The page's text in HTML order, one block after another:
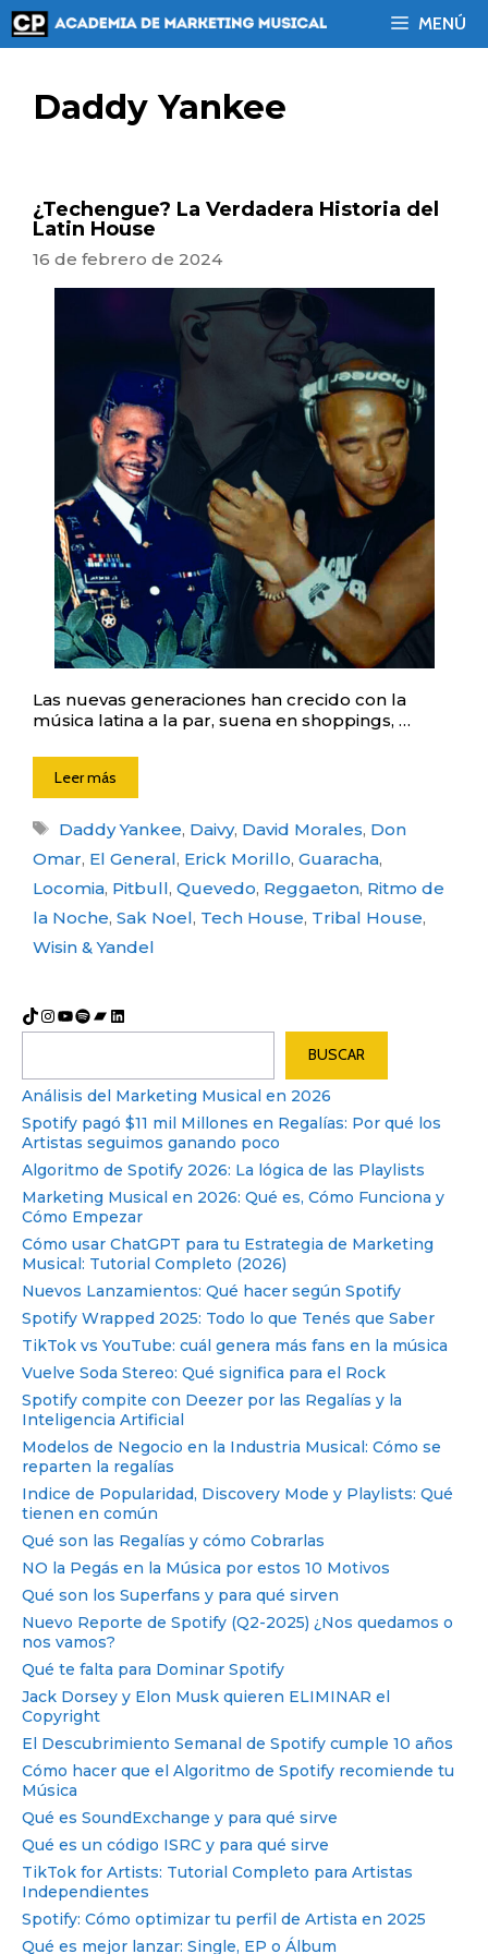
Saltar
al
contenido
MENÚ
Daddy Yankee
¿Techengue? La Verdadera Historia del
Latin House
16 de febrero de 2024
Las nuevas generaciones han crecido con la
música latina a la par, suena en shoppings, …
Leer más
Etiquetas
Daddy Yankee, Daivy, David Morales, Don
Omar, El General, Erick Morillo, Guaracha,
Locomia, Pitbull, Quevedo, Reggaeton, Ritmo de
la Noche, Sak Noel, Tech House, Tribal House,
Wisin & Yandel
TikTok
Instagram
YouTube
Spotify
Bandcamp
LinkedIn
BUSCAR
Análisis del Marketing Musical en 2026
Spotify pagó $11 mil Millones en Regalías: Por qué los
Artistas seguimos ganando poco
Algoritmo de Spotify 2026: La lógica de las Playlists
Marketing Musical en 2026: Qué es, Cómo Funciona y
Cómo Empezar
Cómo usar ChatGPT para tu Estrategia de Marketing
Musical: Tutorial Completo (2026)
Nuevos Lanzamientos: Qué hacer según Spotify
Spotify Wrapped 2025: Todo lo que Tenés que Saber
TikTok vs YouTube: cuál genera más fans en la música
Vuelve Soda Stereo: Qué significa para el Rock
Spotify compite con Deezer por las Regalías y la
Inteligencia Artificial
Modelos de Negocio en la Industria Musical: Cómo se
reparten la regalías
Indice de Popularidad, Discovery Mode y Playlists: Qué
tienen en común
Qué son las Regalías y cómo Cobrarlas
NO la Pegás en la Música por estos 10 Motivos
Qué son los Superfans y para qué sirven
Nuevo Reporte de Spotify (Q2-2025) ¿Nos quedamos o
nos vamos?
Qué te falta para Dominar Spotify
Jack Dorsey y Elon Musk quieren ELIMINAR el
Copyright
El Descubrimiento Semanal de Spotify cumple 10 años
Cómo hacer que el Algoritmo de Spotify recomiende tu
Música
Qué es SoundExchange y para qué sirve
Qué es un código ISRC y para qué sirve
TikTok for Artists: Tutorial Completo para Artistas
Independientes
Spotify: Cómo optimizar tu perfil de Artista en 2025
Qué es mejor lanzar: Single, EP o Álbum